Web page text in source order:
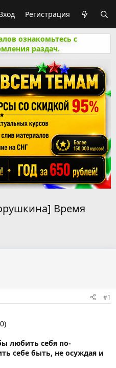
Регистрация
ознакомьтесь с
раздач.
Время
#1
любить себя по-
себе быть, не осуждая и